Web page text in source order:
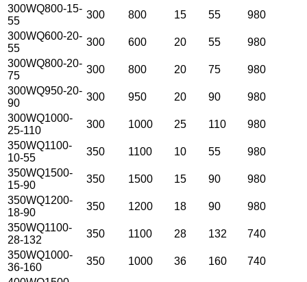
300WQ800-15-
55
300 800 15 55
980
300WQ600-20-
55
300 600 20 55
980
300WQ800-20-
75
300 800 20 75
980
300WQ950-20-
90
300 950 20 90
980
300WQ1000-
25-110
300 1000 25 110
980
350WQ1100-
10-55
350 1100 10 55
980
350WQ1500-
15-90
350 1500 15 90
980
350WQ1200-
18-90
350 1200 18 90
980
350WQ1100-
28-132
350 1100 28 132
740
350WQ1000-
36-160
350 1000 36 160
740